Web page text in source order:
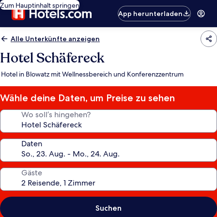
Zum Hauptinhalt springen
App herunterladen
Alle Unterkünfte anzeigen
Hotel Schäfereck
Hotel in Blowatz mit Wellnessbereich und Konferenzzentrum
Wähle deine Daten, um Preise zu sehen
Wo soll’s hingehen?
Daten
Gäste
Suchen